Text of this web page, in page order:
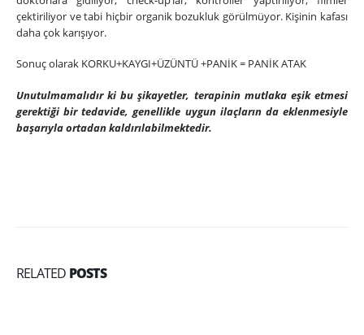
çektiriliyor ve tabi hiçbir organik bozukluk görülmüyor. Kişinin kafası
daha çok karışıyor.
Sonuç olarak KORKU+KAYGI+ÜZÜNTÜ +PANİK = PANİK ATAK
Unutulmamalıdır ki bu şikayetler, terapinin mutlaka eşik etmesi
gerektiği bir tedavide, genellikle uygun ilaçların da eklenmesiyle
başarıyla ortadan kaldırılabilmektedir.
RELATED POSTS